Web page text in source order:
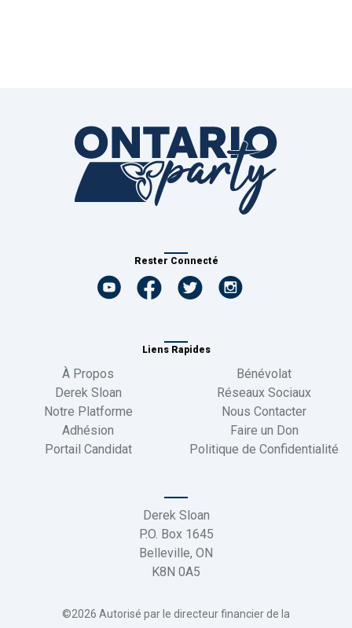
Rester Connecté
Liens Rapides
À Propos
Bénévolat
Derek Sloan
Réseaux Sociaux
Notre Platforme
Nous Contacter
Adhésion
Faire un Don
Portail Candidat
Politique de Confidentialité
Derek Sloan
P.O. Box 1645
Belleville, ON
K8N 0A5
©2026 Autorisé par le directeur financier de la